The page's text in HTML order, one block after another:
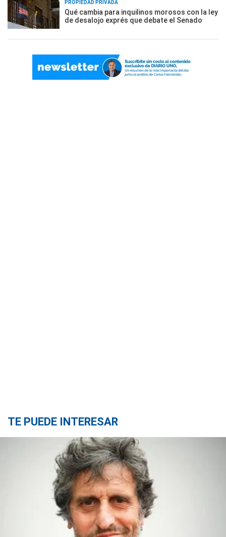
PROPIEDAD PRIVADA
Qué cambia para inquilinos morosos con la ley
de desalojo exprés que debate el Senado
TE PUEDE INTERESAR